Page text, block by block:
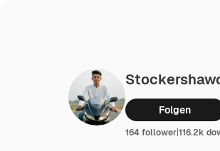
Folgen
164 follower|116.2k